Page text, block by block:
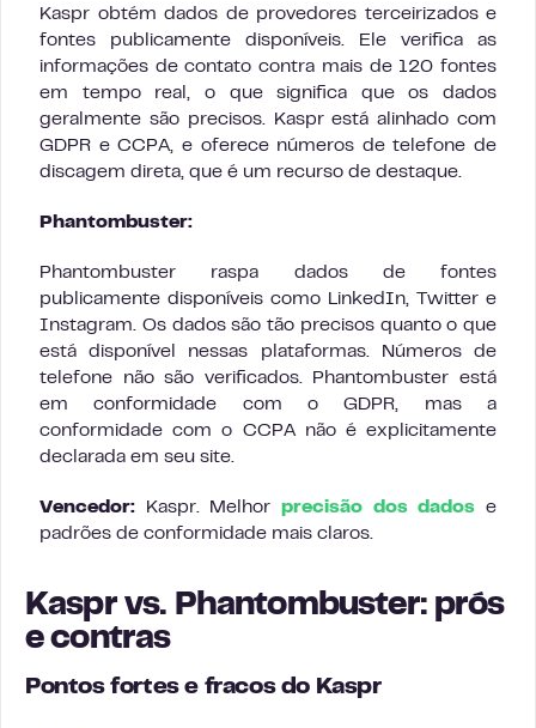
Kaspr obtém dados de provedores terceirizados e
fontes publicamente disponíveis. Ele verifica as
informações de contato contra mais de 120 fontes
em tempo real, o que significa que os dados
geralmente são precisos. Kaspr está alinhado com
GDPR e CCPA, e oferece números de telefone de
discagem direta, que é um recurso de destaque.
Phantombuster:
Phantombuster raspa dados de fontes
publicamente disponíveis como LinkedIn, Twitter e
Instagram. Os dados são tão precisos quanto o que
está disponível nessas plataformas. Números de
telefone não são verificados. Phantombuster está
em conformidade com o GDPR, mas a
conformidade com o CCPA não é explicitamente
declarada em seu site.
Vencedor: Kaspr. Melhor precisão dos dados e
padrões de conformidade mais claros.
Kaspr vs. Phantombuster: prós
e contras
Pontos fortes e fracos do Kaspr